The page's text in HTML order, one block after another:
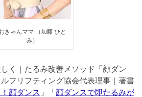
きゃんママ （加藤 ひと
み）
く｜たるみ改善メソッド「顔ダン
フリフティング協会代表理事｜著書
顔ダンス 」「 顔ダンスで即たるみが